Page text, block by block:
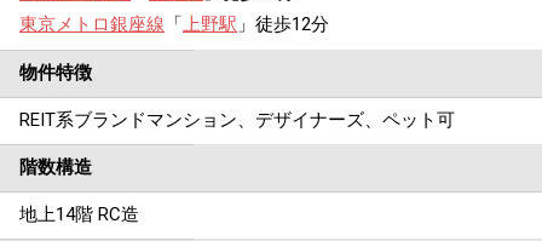
東京メトロ銀座線 「上野駅 」徒歩12分
物件特徴
REIT系ブランドマンション、デザイナーズ、ペット可
階数構造
地上14階 RC造